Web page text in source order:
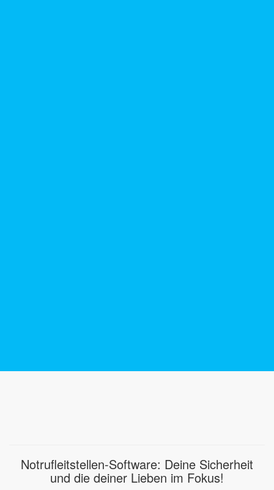
Notrufleitstellen-Software: Deine Sicherheit
und die deiner Lieben im Fokus!